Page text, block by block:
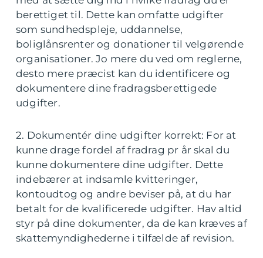
berettiget til. Dette kan omfatte udgifter
som sundhedspleje, uddannelse,
boliglånsrenter og donationer til velgørende
organisationer. Jo mere du ved om reglerne,
desto mere præcist kan du identificere og
dokumentere dine fradragsberettigede
udgifter.
2. Dokumentér dine udgifter korrekt: For at
kunne drage fordel af fradrag pr år skal du
kunne dokumentere dine udgifter. Dette
indebærer at indsamle kvitteringer,
kontoudtog og andre beviser på, at du har
betalt for de kvalificerede udgifter. Hav altid
styr på dine dokumenter, da de kan kræves af
skattemyndighederne i tilfælde af revision.